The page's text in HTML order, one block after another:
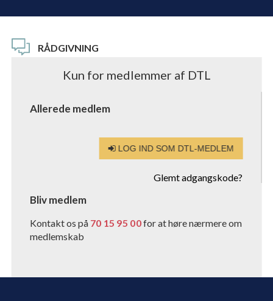
RÅDGIVNING
Kun for medlemmer af DTL
Allerede medlem
LOG IND SOM DTL-MEDLEM
Glemt adgangskode?
Bliv medlem
Kontakt os på 70 15 95 00for at høre nærmere om
medlemskab